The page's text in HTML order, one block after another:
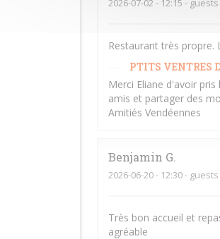
2026-07-02 - 12:15 - guests
Restaurant très propre.
PTITS VENTRES
Merci Eliane d'avoir
amis et partager des
Amitiés Vendéennes
Benjamin G
2026-06-20- 12:30 -
Très bon accueil et
agréable